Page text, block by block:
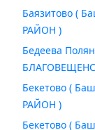
Баязитово (
РАЙОН )
Бедеева
Бекетово (
РАЙОН )
Бекетово (